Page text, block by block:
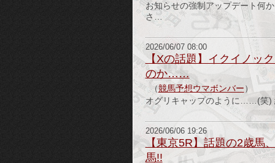
お知らせの強制アップデート何
さ…
2026/06/07 08:00
【Xの話題】イクイノッ
のか……
（競馬予想ウマボンバー）
オグリキャップのように……(笑)
2026/06/06 19:26
【東京5R】話題の2歳馬
馬!!